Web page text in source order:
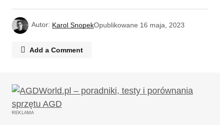
Autor: Karol SnopekOpublikowane 16 maja, 2023
Add a Comment
Twój adres email nie zostanie opublikowany.
Wymagane pola są oznaczone
REKLAMA